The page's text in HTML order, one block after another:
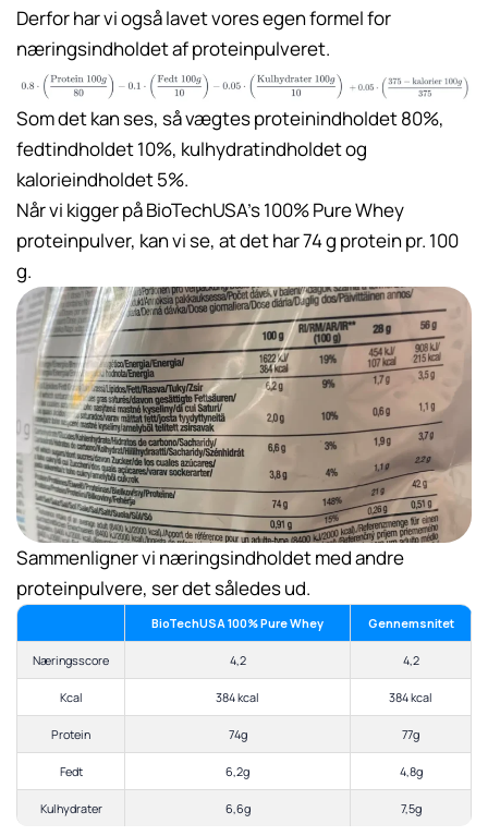
Derfor har vi også lavet vores egen formel for
næringsindholdet af proteinpulveret.
Som det kan ses, så vægtes proteinindholdet 80%,
fedtindholdet 10%, kulhydratindholdet og
kalorieindholdet 5%.
Når vi kigger på BioTechUSA’s 100% Pure Whey
proteinpulver, kan vi se, at det har 74 g protein pr. 100
g.
Sammenligner vi næringsindholdet med andre
proteinpulvere, ser det således ud.
BioTechUSA 100% Pure Whey Gennemsnitet
Næringsscore 4,2 4,2
Kcal 384 kcal 384 kcal
Protein 74g 77g
Fedt 6,2g 4,8g
Kulhydrater 6,6g 7,5g